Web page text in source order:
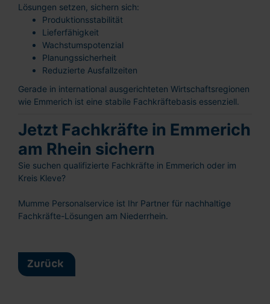
Lösungen setzen, sichern sich:
Produktionsstabilität
Lieferfähigkeit
Wachstumspotenzial
Planungssicherheit
Reduzierte Ausfallzeiten
Gerade in international ausgerichteten Wirtschaftsregionen
wie Emmerich ist eine stabile Fachkräftebasis essenziell.
Jetzt Fachkräfte in Emmerich
am Rhein sichern
Sie suchen qualifizierte Fachkräfte in Emmerich oder im
Kreis Kleve?
Mumme Personalservice ist Ihr Partner für nachhaltige
Fachkräfte-Lösungen am Niederrhein.
Zurück
Schnellbewerbung
Ganz einfach: Formular ausfüllen und
abschicken!
Vorname